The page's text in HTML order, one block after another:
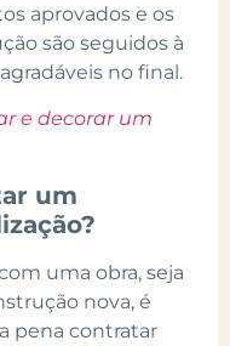
aprovados e os
são seguidos à
no final.
e decorar um
um
uma obra, seja
nova, é
pena contratar